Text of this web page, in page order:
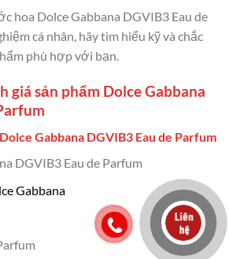
hoa Dolce Gabbana DGVIB3 Eau de
cá nhân, hãy tìm hiểu kỹ và chắc
phù hợp với bạn.
giá sản phẩm Dolce Gabbana
Gabbana DGVIB3 Eau de Parfum
DGVIB3 Eau de Parfum
Gabbana